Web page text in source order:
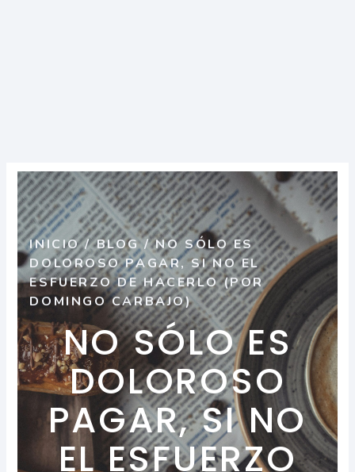
INICIO/BLOG/NO SÓLO ES
DOLOROSO PAGAR, SI NO EL
ESFUERZO DE HACERLO (POR
DOMINGO CARBAJO)
NO SÓLO ES
DOLOROSO
PAGAR, SI NO
EL ESFUERZO